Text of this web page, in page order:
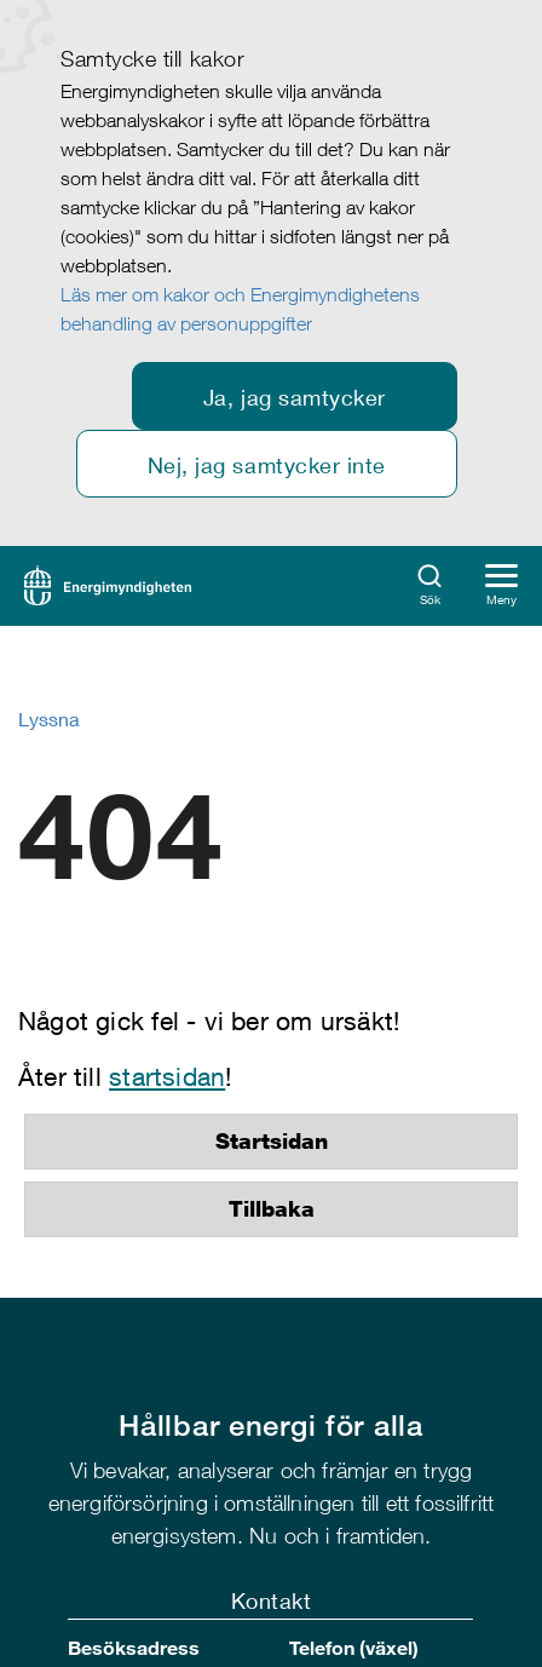
Samtycke till kakor
Energimyndigheten skulle vilja använda
webbanalyskakor i syfte att löpande förbättra
webbplatsen. Samtycker du till det? Du kan när
som helst ändra ditt val. För att återkalla ditt
samtycke klickar du på ”Hantering av kakor
(cookies)" som du hittar i sidfoten längst ner på
webbplatsen.
Läs mer om kakor och Energimyndighetens
behandling av personuppgifter
Ja, jag samtycker
Nej, jag samtycker inte
Sök Meny
Lyssna
404
Något gick fel - vi ber om ursäkt!
Åter tillstartsidan!
Startsidan
Tillbaka
Hållbar energi för alla
Vi bevakar, analyserar och främjar en trygg
energiförsörjning i omställningen till ett fossilfritt
energisystem. Nu och i framtiden.
Kontakt
Besöksadress
Telefon (växel)